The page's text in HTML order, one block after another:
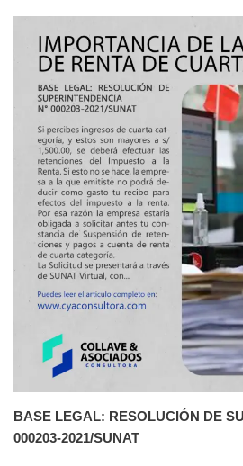
BASE LEGAL: RESOLUCIÓN DE
000203-2021/SUNAT